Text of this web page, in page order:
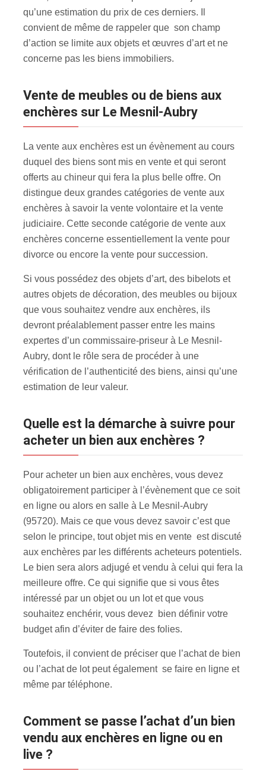
qu’une estimation du prix de ces derniers. Il
convient de même de rappeler que son champ
d’action se limite aux objets et œuvres d’art et ne
concerne pas les biens immobiliers.
Vente de meubles ou de biens aux
enchères sur Le Mesnil-Aubry
La vente aux enchères est un évènement au cours
duquel des biens sont mis en vente et qui seront
offerts au chineur qui fera la plus belle offre. On
distingue deux grandes catégories de vente aux
enchères à savoir la vente volontaire et la vente
judiciaire. Cette seconde catégorie de vente aux
enchères concerne essentiellement la vente pour
divorce ou encore la vente pour succession.
Si vous possédez des objets d’art, des bibelots et
autres objets de décoration, des meubles ou bijoux
que vous souhaitez vendre aux enchères, ils
devront préalablement passer entre les mains
expertes d’un commissaire-priseur à Le Mesnil-
Aubry, dont le rôle sera de procéder à une
vérification de l’authenticité des biens, ainsi qu’une
estimation de leur valeur.
Quelle est la démarche à suivre pour
acheter un bien aux enchères ?
Pour acheter un bien aux enchères, vous devez
obligatoirement participer à l’évènement que ce soit
en ligne ou alors en salle à Le Mesnil-Aubry
(95720). Mais ce que vous devez savoir c’est que
selon le principe, tout objet mis en vente est discuté
aux enchères par les différents acheteurs potentiels.
Le bien sera alors adjugé et vendu à celui qui fera la
meilleure offre. Ce qui signifie que si vous êtes
intéressé par un objet ou un lot et que vous
souhaitez enchérir, vous devez bien définir votre
budget afin d’éviter de faire des folies.
Toutefois, il convient de préciser que l’achat de bien
ou l’achat de lot peut également se faire en ligne et
même par téléphone.
Comment se passe l’achat d’un bien
vendu aux enchères en ligne ou en
live ?